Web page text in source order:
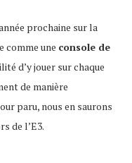
prochaine sur la
comme une console de
d’y jouer sur chaque
de manière
paru, nous en saurons
de l’E3.